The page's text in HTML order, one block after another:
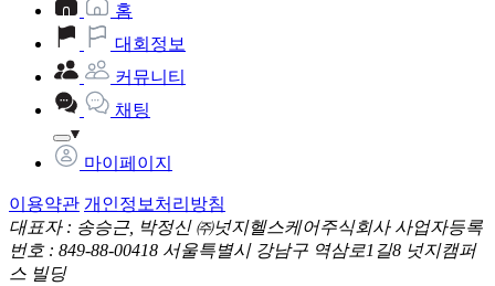
홈
대회정보
커뮤니티
채팅
마이페이지
이용약관 개인정보처리방침
대표자 : 송승근, 박정신 ㈜넛지헬스케어주식회사 사업자등록
번호 : 849-88-00418 서울특별시 강남구 역삼로1길8 넛지캠퍼
스 빌딩